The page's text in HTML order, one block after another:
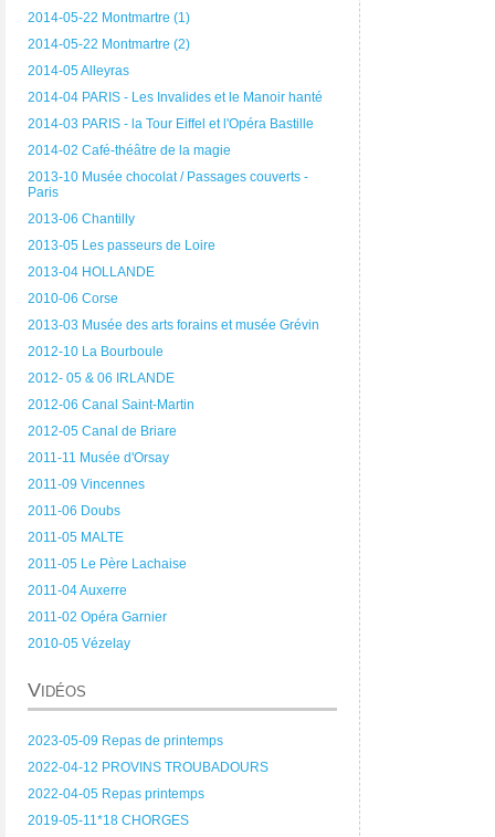
2014-05-22 Montmartre (1)
2014-05-22 Montmartre (2)
2014-05 Alleyras
2014-04 PARIS - Les Invalides et le Manoir hanté
2014-03 PARIS - la Tour Eiffel et l'Opéra Bastille
2014-02 Café-théâtre de la magie
2013-10 Musée chocolat / Passages couverts -
Paris
2013-06 Chantilly
2013-05 Les passeurs de Loire
2013-04 HOLLANDE
2010-06 Corse
2013-03 Musée des arts forains et musée Grévin
2012-10 La Bourboule
2012- 05 & 06 IRLANDE
2012-06 Canal Saint-Martin
2012-05 Canal de Briare
2011-11 Musée d'Orsay
2011-09 Vincennes
2011-06 Doubs
2011-05 MALTE
2011-05 Le Père Lachaise
2011-04 Auxerre
2011-02 Opéra Garnier
2010-05 Vézelay
Vidéos
2023-05-09 Repas de printemps
2022-04-12 PROVINS TROUBADOURS
2022-04-05 Repas printemps
2019-05-11*18 CHORGES